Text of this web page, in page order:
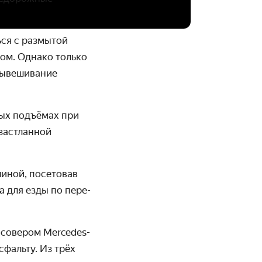
с размытой
Однако только
подъёмах при
посетовав
для езды по пере­
Mercedes-
Из трёх